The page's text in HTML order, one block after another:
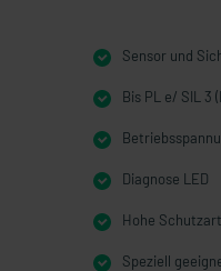
Sensor und
Bis PL e/ SIL
Diagnose LED
Hohe
Speziell